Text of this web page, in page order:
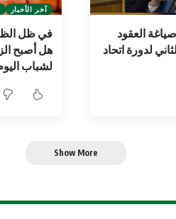
العقود
لدورة اتحاد
آخر الأخبار
في ظل
هل أصبح
لشباب
Show More